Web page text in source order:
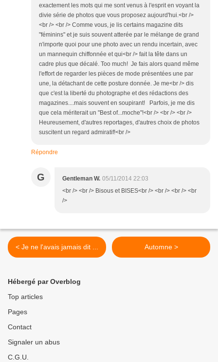
exactement les mots qui me sont venus à l'esprit en voyant la
divie série de photos que vous proposez aujourd'hui.<br />
<br /> <br /> Comme vous, je lis certains magazine dits
"féminins" et je suis souvent atterée par le mélange de grand
n'importe quoi pour une photo avec un rendu incertain, avec
un mannequin chiffonnée et qui<br /> fait la tête dans un
cadre plus que décalé. Too much! Je fais alors quand même
l'effort de regarder les pièces de mode présentées une par
une, la détachant de cette posture donnée. Je me<br /> dis
que c'est la liberté du photographe et des rédactions des
magazines....mais souvent en soupirant! Parfois, je me dis
que cela mériterait un "Best of...moche"!<br /> <br /> <br />
Heureusement, d'autres reportages, d'autres choix de photos
suscitent un regard admiratif!<br />
Répondre
G Gentleman W. 05/11/2014 22:03
<br /> <br /> Bisous et BISES<br /> <br /> <br /> <br
/>
< Je ne l'avais jamais dit ... Automne >
Hébergé par Overblog
Top articles
Pages
Contact
Signaler un abus
C.G.U.